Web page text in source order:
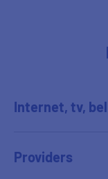
Internet, tv,
Providers